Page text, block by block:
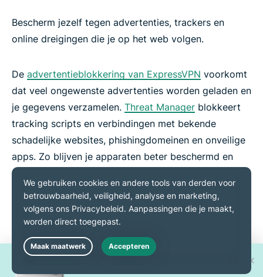
Bescherm jezelf tegen advertenties, trackers en
online dreigingen die je op het web volgen.
De advertentieblokkering van ExpressVPN voorkomt
dat veel ongewenste advertenties worden geladen en
je gegevens verzamelen. Threat Manager blokkeert
tracking scripts en verbindingen met bekende
schadelijke websites, phishingdomeinen en onveilige
apps. Zo blijven je apparaten beter beschermd en
surf je met meer gemoedsrust op het web.
Win een van de 30 nieuwe